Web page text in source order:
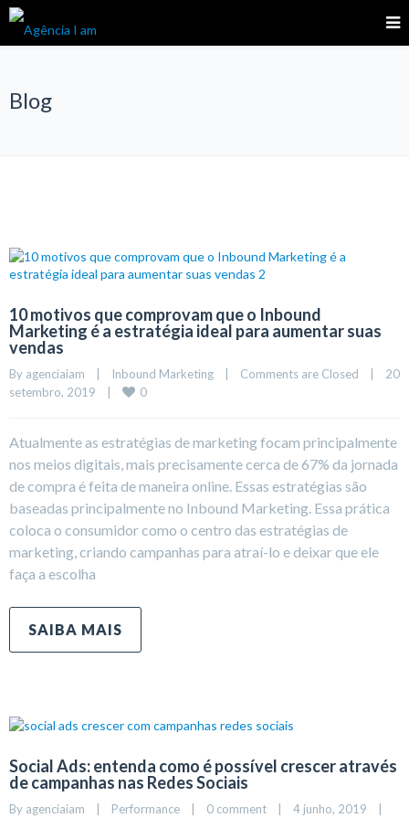
Blog
10 motivos que comprovam que o Inbound
Marketing é a estratégia ideal para aumentar suas
vendas
By agenciaiam Inbound Marketing Comments are Closed
20
setembro, 2019
0
Atualmente as estratégias de marketing focam principalmente
nos meios digitais, mais precisamente cerca de 67% da jornada
de compra é feita de maneira online. Essas estratégias são
baseadas principalmente no Inbound Marketing. Essa prática
coloca o consumidor como o centro das estratégias de
marketing, criando campanhas para atraí-lo e deixar que ele
faça a escolha
SAIBA MAIS
Social Ads: entenda como é possível crescer através
de campanhas nas Redes Sociais
By agenciaiam Performance 0 comment 4 junho, 2019